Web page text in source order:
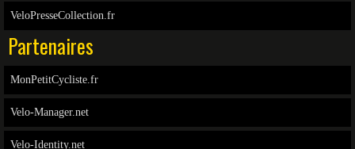
VeloPresseCollection.fr
Partenaires
MonPetitCycliste.fr
Velo-Manager.net
Velo-Identity.net